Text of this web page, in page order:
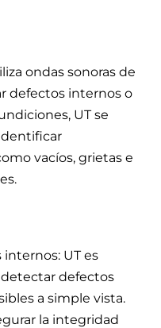
ondas sonoras de
defectos internos o
UT se
vacíos, grietas e
UT es
defectos
a simple vista.
la integridad